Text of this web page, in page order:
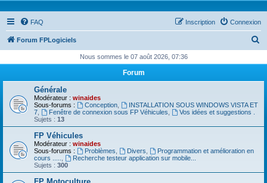
FAQ Connexion
Inscription
Forum FPLogiciels
h
c
Nous sommes le 07 août 2026, 07:36
Forum
Générale
Modérateur : winaides
Sous-forums :
Conception,
INSTALLATION SOUS WINDOWS VISTA ET
7
Fenêtre de connexion sous FP Véhicules
Vos idées et suggestions .
Sujets : 13
FP Véhicules
Modérateur : winaides
Sous-forums :
Problèmes Divers
Programmation et amélioration en
cours .....
Recherche testeur application sur mobile...
Sujets : 300